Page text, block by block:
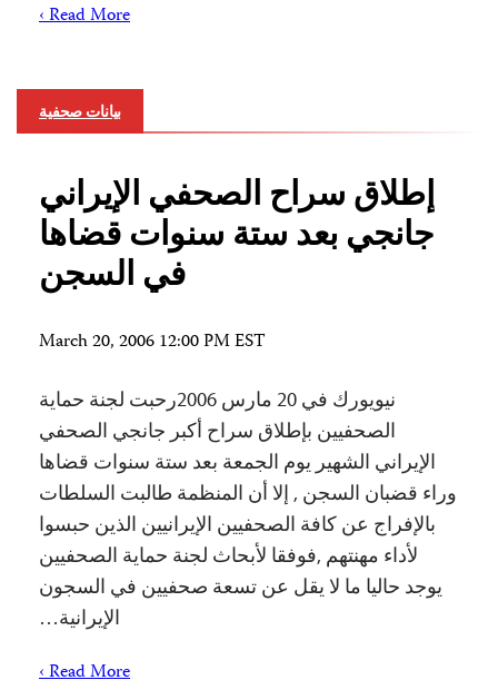
Read More ›
بيانات صحفية
إطلاق سراح الصحفي الإيراني
جانجي بعد ستة سنوات قضاها
في السجن
March 20, 2006 12:00 PM EST
نيويورك في 20 مارس 2006رحبت لجنة حماية
الصحفيين بإطلاق سراح أكبر جانجي الصحفي
الإيراني الشهير يوم الجمعة بعد ستة سنوات قضاها
وراء قضبان السجن , إلا أن المنظمة طالبت السلطات
بالإفراج عن كافة الصحفيين الإيرانيين الذين حبسوا
لأداء مهنتهم ,فوفقا لأبحاث لجنة حماية الصحفيين
يوجد حاليا ما لا يقل عن تسعة صحفيين في السجون
الإيرانية…
Read More ›